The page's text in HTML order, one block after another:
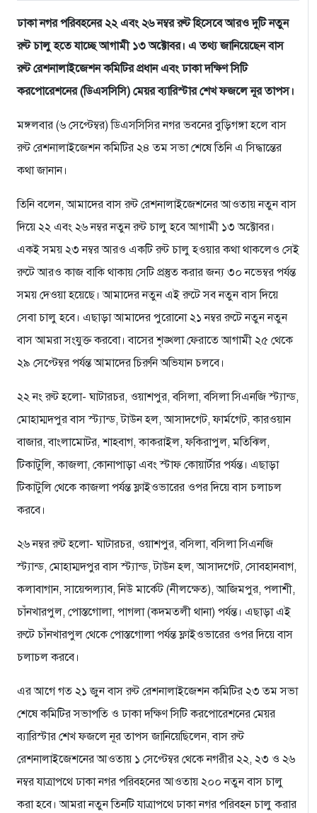
ঢাকা নগর পরিবহনের ২২ এবং ২৬ নম্বর রুট হিসেবে আরও দুটি নতুন
রুট চালু হতে যাচ্ছে আগামী ১৩ অক্টোবর। এ তথ্য জানিয়েছেন বাস
রুট রেশনালাইজেশন কমিটির প্রধান এবং ঢাকা দক্ষিণ সিটি
করপোরেশনের (ডিএসসিসি) মেয়র ব্যারিস্টার শেখ ফজলে নূর তাপস।
মঙ্গলবার (৬ সেপ্টেম্বর) ডিএসসিসির নগর ভবনের বুড়িগঙ্গা হলে বাস
রুট রেশনালাইজেশন কমিটির ২৪ তম সভা শেষে তিনি এ সিদ্ধান্তের
কথা জানান।
তিনি বলেন, আমাদের বাস রুট রেশনালাইজেশনের আওতায় নতুন বাস
দিয়ে ২২ এবং ২৬ নম্বর নতুন রুট চালু হবে আগামী ১৩ অক্টোবর।
একই সময় ২৩ নম্বর আরও একটি রুট চালু হওয়ার কথা থাকলেও সেই
রুটে আরও কাজ বাকি থাকায় সেটি প্রস্তুত করার জন্য ৩০ নভেম্বর পর্যন্ত
সময় দেওয়া হয়েছে। আমাদের নতুন এই রুটে সব নতুন বাস দিয়ে
সেবা চালু হবে। এছাড়া আমাদের পুরোনো ২১ নম্বর রুটে নতুন নতুন
বাস আমরা সংযুক্ত করবো। বাসের শৃঙ্খলা ফেরাতে আগামী ২৫ থেকে
২৯ সেপ্টেম্বর পর্যন্ত আমাদের চিরুনি অভিযান চলবে।
২২ নং রুট হলো- ঘাটারচর, ওয়াশপুর, বসিলা, বসিলা সিএনজি স্ট্যান্ড,
মোহাম্মদপুর বাস স্ট্যান্ড, টাউন হল, আসাদগেট, ফার্মগেট, কারওয়ান
বাজার, বাংলামোটর, শাহবাগ, কাকরাইল, ফকিরাপুল, মতিঝিল,
টিকাটুলি, কাজলা, কোনাপাড়া এবং স্টাফ কোয়ার্টার পর্যন্ত। এছাড়া
টিকাটুলি থেকে কাজলা পর্যন্ত ফ্লাইওভারের ওপর দিয়ে বাস চলাচল
করবে।
২৬ নম্বর রুট হলো- ঘাটারচর, ওয়াশপুর, বসিলা, বসিলা সিএনজি
স্ট্যান্ড, মোহাম্মদপুর বাস স্ট্যান্ড, টাউন হল, আসাদগেট, সোবহানবাগ,
কলাবাগান, সায়েন্সল্যাব, নিউ মার্কেট (নীলক্ষেত), আজিমপুর, পলাশী,
চাঁনখারপুল, পোস্তগোলা, পাগলা (কদমতলী থানা) পর্যন্ত। এছাড়া এই
রুটে চাঁনখারপুল থেকে পোস্তগোলা পর্যন্ত ফ্লাইওভারের ওপর দিয়ে বাস
চলাচল করবে।
এর আগে গত ২১ জুন বাস রুট রেশনালাইজেশন কমিটির ২৩ তম সভা
শেষে কমিটির সভাপতি ও ঢাকা দক্ষিণ সিটি করপোরেশনের মেয়র
ব্যারিস্টার শেখ ফজলে নূর তাপস জানিয়েছিলেন, বাস রুট
রেশনালাইজেশনের আওতায় ১ সেপ্টেম্বর থেকে নগরীর ২২, ২৩ ও ২৬
নম্বর যাত্রাপথে ঢাকা নগর পরিবহনের আওতায় ২০০ নতুন বাস চালু
করা হবে। আমরা নতুন তিনটি যাত্রাপথে ঢাকা নগর পরিবহন চালু করার